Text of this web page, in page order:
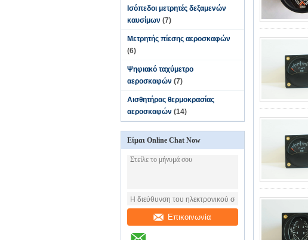
Ισόπεδοι μετρητές δεξαμενών
καυσίμων (7)
Μετρητής πίεσης αεροσκαφών
(6)
Ψηφιακό ταχύμετρο
αεροσκαφών (7)
Αισθητήρας θερμοκρασίας
αεροσκαφών (14)
Είμαι Online Chat Now
Επικοινωνία